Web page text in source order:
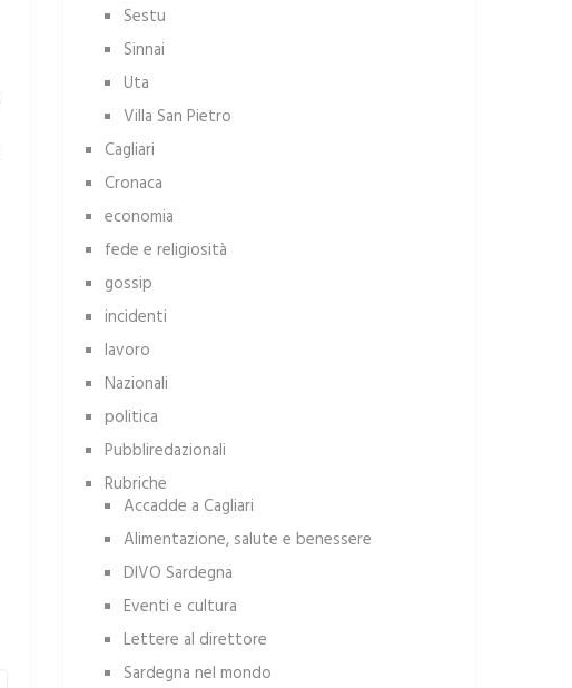
Sestu
Sinnai
Uta
Villa San Pietro
Cagliari
Cronaca
economia
fede e religiosità
gossip
incidenti
lavoro
Nazionali
politica
Pubbliredazionali
Rubriche
Accadde a Cagliari
Alimentazione, salute e benessere
DIVO Sardegna
Eventi e cultura
Lettere al direttore
Sardegna nel mondo